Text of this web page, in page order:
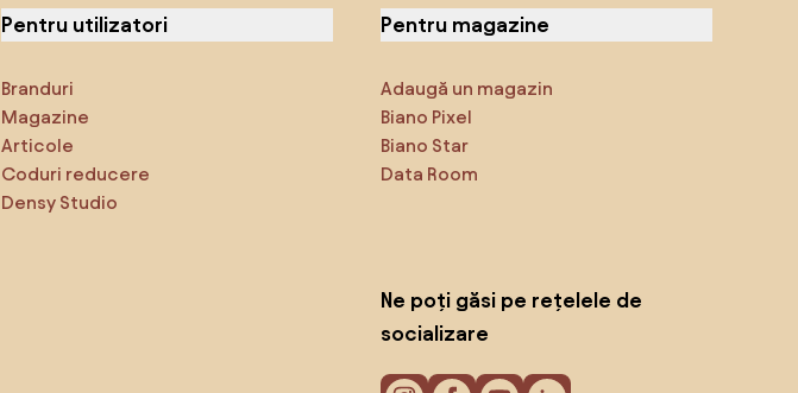
Pentru utilizatori
Branduri
Magazine
Articole
Coduri reducere
Densy Studio
Pentru magazine
Adaugă un magazin
Biano Pixel
Biano Star
Data Room
Ne poți găsi pe rețelele de
socializare